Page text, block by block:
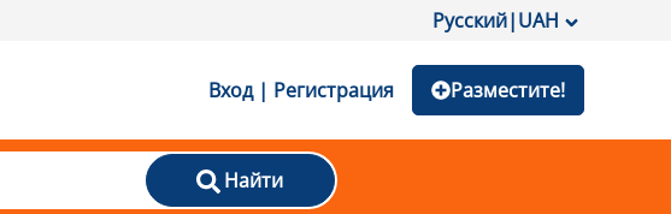
Русский|UAH
Вход | Регистрация Разместите!
Найти